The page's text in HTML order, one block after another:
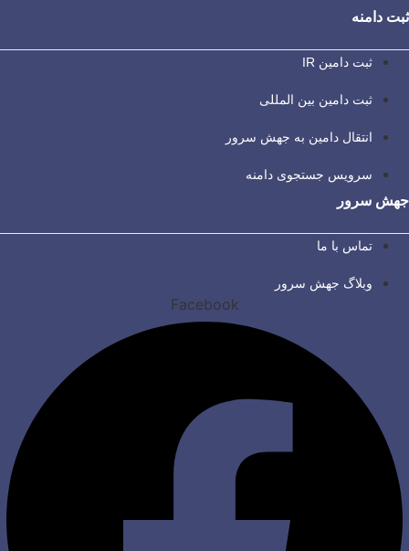
ثبت دامنه
ثبت دامین IR
ثبت دامین بین المللی
انتقال دامین به جهش سرور
سرویس جستجوی دامنه
جهش سرور
تماس با ما
وبلاگ جهش سرور
Facebook